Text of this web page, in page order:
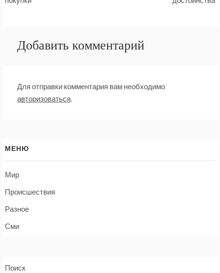
по
Добавить комментарий
Для отправки комментария вам необходимо
авторизоваться.
МЕНЮ
Мир
Происшествия
Разное
Сми
Поиск